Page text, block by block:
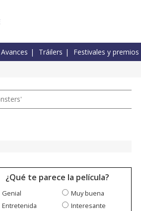
Avances Tráilers Festivales y premios
¿Qué te parece la película?
Genial
Muy buena
Entretenida
Interesante